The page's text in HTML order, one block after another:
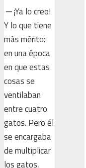
─ ¡Ya lo creo!
Y lo que tiene
más mérito:
en una época
en que estas
cosas se
ventilaban
entre cuatro
gatos. Pero él
se encargaba
de multiplicar
los gatos,